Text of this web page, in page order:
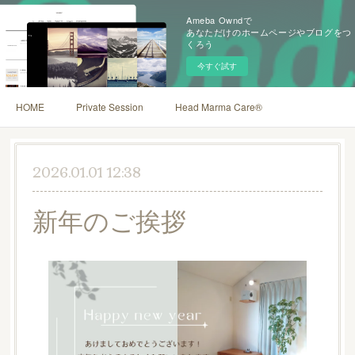
Ameba Owndで
あなただけのホームページやブログをつ
くろう
今すぐ試す
HOME Private Session Head Marma Care®
2026.01.01 12:38
新年のご挨拶